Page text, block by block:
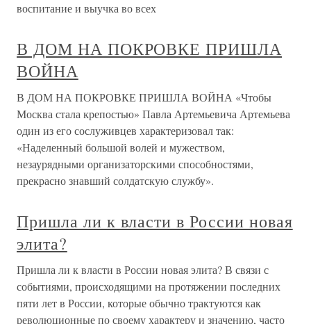
воспитание и выучка во всех
В ДОМ НА ПОКРОВКЕ ПРИШЛА
ВОЙНА
В ДОМ НА ПОКРОВКЕ ПРИШЛА ВОЙНА «Чтобы
Москва стала крепостью» Павла Артемьевича Артемьева
один из его сослуживцев характеризовал так:
«Наделенный большой волей и мужеством,
незаурядными организаторскими способностями,
прекрасно знавший солдатскую службу».
Пришла ли к власти в России новая
элита?
Пришла ли к власти в России новая элита? В связи с
событиями, происходящими на протяжении последних
пяти лет в России, которые обычно трактуются как
революционные по своему характеру и значению, часто